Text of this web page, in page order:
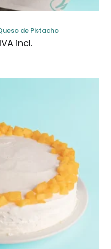
de Pistacho
IVA incl.